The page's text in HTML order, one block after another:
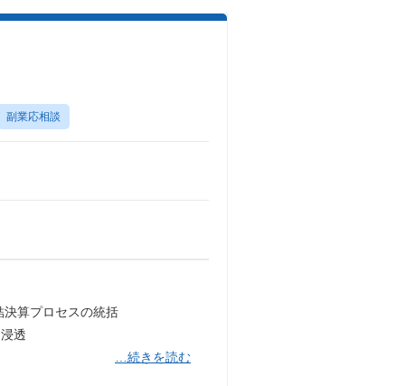
副業応相談
決算プロセスの統括
透
…続きを読む